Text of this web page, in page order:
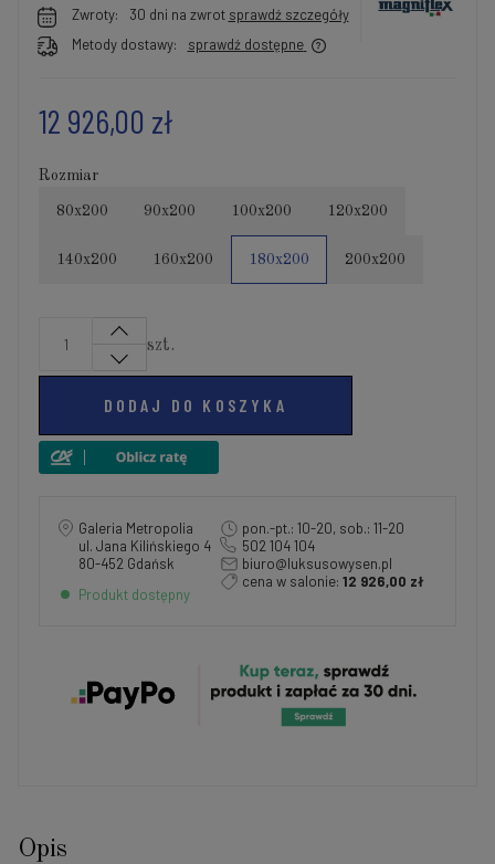
Zwroty:
30 dni na zwrot sprawdź szczegóły
Metody dostawy:
sprawdź dostępne
12 926,00 zł
Rozmiar
80x200 90x200 100x200 120x200
140x200 160x200 180x200 200x200
szt.
DODAJ DO KOSZYKA
Galeria Metropolia
ul. Jana Kilińskiego 4
80-452 Gdańsk
Produkt dostępny
pon.-pt.: 10-20, sob.: 11-20
502 104 104
biuro@luksusowysen.pl
cena w salonie: 12 926,00 zł
Opis